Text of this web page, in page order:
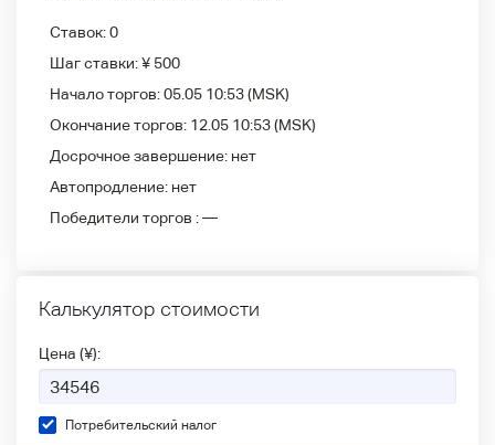
Ставок:0
Шаг ставки:¥ 500
Начало торгов:05.05 10:53(MSK)
Окончание торгов: 12.05 10:53(MSK)
Досрочное завершение: нет
Автопродление: нет
Победители
торгов :—
Калькулятор стоимости
Цена (¥):
Потребительский налог